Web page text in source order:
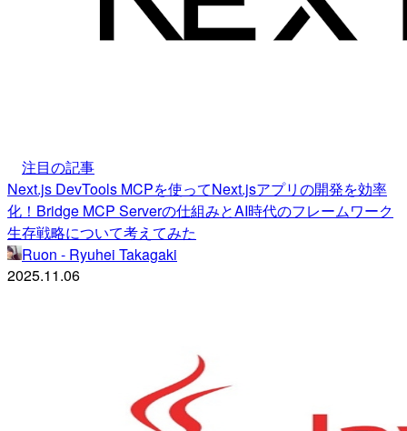
注目の記事
Next.js DevTools MCPを使ってNext.jsアプリの開発を効率
化！Bridge MCP Serverの仕組みとAI時代のフレームワーク
生存戦略について考えてみた
Ruon - Ryuhei Takagaki
2025.11.06